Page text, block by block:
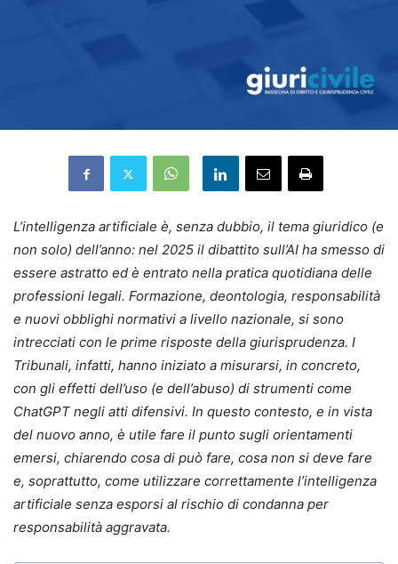
L’intelligenza artificiale è, senza dubbio, il tema giuridico (e
non solo) dell’anno: nel 2025 il dibattito sull’AI ha smesso di
essere astratto ed è entrato nella pratica quotidiana delle
professioni legali. Formazione, deontologia, responsabilità
e nuovi obblighi normativi a livello nazionale, si sono
intrecciati con le prime risposte della giurisprudenza. I
Tribunali, infatti, hanno iniziato a misurarsi, in concreto,
con gli effetti dell’uso (e dell’abuso) di strumenti come
ChatGPT negli atti difensivi. In questo contesto, e in vista
del nuovo anno, è utile fare il punto sugli orientamenti
emersi, chiarendo cosa di può fare, cosa non si deve fare
e, soprattutto, come utilizzare correttamente l’intelligenza
artificiale senza esporsi al rischio di condanna per
responsabilità aggravata.